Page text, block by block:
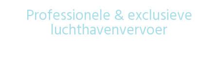
Professionele & exclusieve
luchthavenvervoer